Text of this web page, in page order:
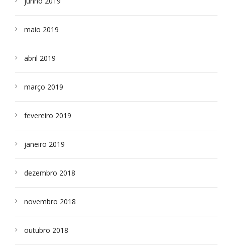
maio 2019
abril 2019
março 2019
fevereiro 2019
janeiro 2019
dezembro 2018
novembro 2018
outubro 2018